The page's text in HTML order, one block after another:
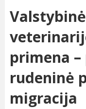
primena
rudeninė
migracija